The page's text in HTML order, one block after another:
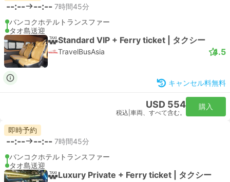
--:-- --:-- 7時間45分
バンコクホテルトランスファー
タオ島送迎
Standard VIP + Ferry ticket | タクシー
TravelBusAsia 4.5
キャンセル料無料
USD 554
税込 車両、すべて含む。
購入
即時予約
--:-- --:-- 7時間45分
バンコクホテルトランスファー
タオ島送迎
Luxury Private + Ferry ticket | タクシー